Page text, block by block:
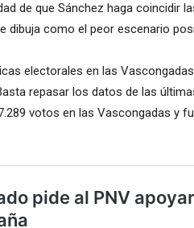
de que Sánchez haga coincidir
dibuja como el peor escenario
electorales en las
repasar los datos de las
votos en las Vascongadas y